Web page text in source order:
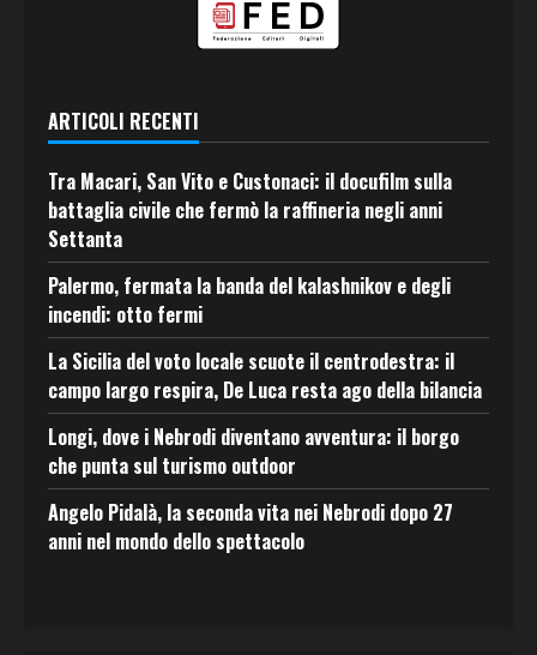
ARTICOLI RECENTI
Tra Macari, San Vito e Custonaci: il docufilm sulla
battaglia civile che fermò la raffineria negli anni
Settanta
Palermo, fermata la banda del kalashnikov e degli
incendi: otto fermi
La Sicilia del voto locale scuote il centrodestra: il
campo largo respira, De Luca resta ago della bilancia
Longi, dove i Nebrodi diventano avventura: il borgo
che punta sul turismo outdoor
Angelo Pidalà, la seconda vita nei Nebrodi dopo 27
anni nel mondo dello spettacolo